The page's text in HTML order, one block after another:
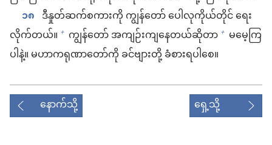
၁၈ ဒီနှုတ်ဆက်စကားကို ကျွန်တော် ပေါလုကိုယ်တိုင် ရေး
လိုက်တယ်။ + ကျွန်တော် အကျဉ်းကျနေတယ်ဆိုတာ + မမေ့ကြ
ပါနဲ့။ မဟာကရုဏာတော်ကို ခင်ဗျားတို့ ခံစားရပါစေ။
နောက်သို့ ရှေ့သို့